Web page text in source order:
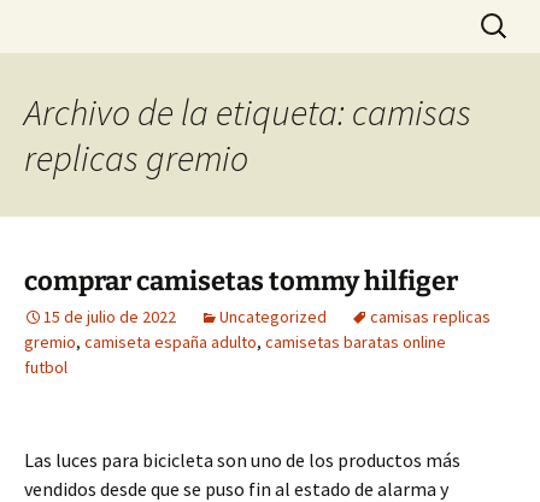
Buscar:
Archivo de la etiqueta: camisas
replicas gremio
comprar camisetas tommy hilfiger
15 de julio de 2022 Uncategorized
camisas replicas
gremio, camiseta españa adulto, camisetas baratas online
futbol
Las luces para bicicleta son uno de los productos más
vendidos desde que se puso fin al estado de alarma y